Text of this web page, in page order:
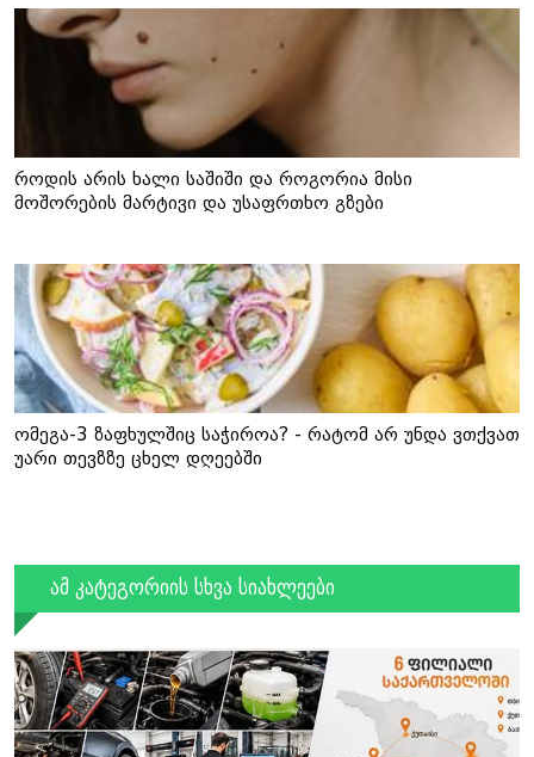
როდის არის ხალი საშიში და როგორია მისი
მოშორების მარტივი და უსაფრთხო გზები
ომეგა-3 ზაფხულშიც საჭიროა? - რატომ არ უნდა ვთქვათ
უარი თევზზე ცხელ დღეებში
ამ კატეგორიის სხვა სიახლეები